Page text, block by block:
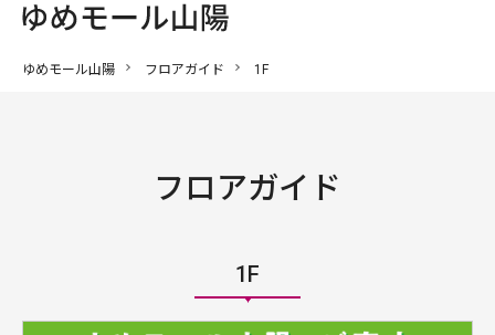
ゆめモール山陽 フロアガイド 1F
フロアガイド
1F